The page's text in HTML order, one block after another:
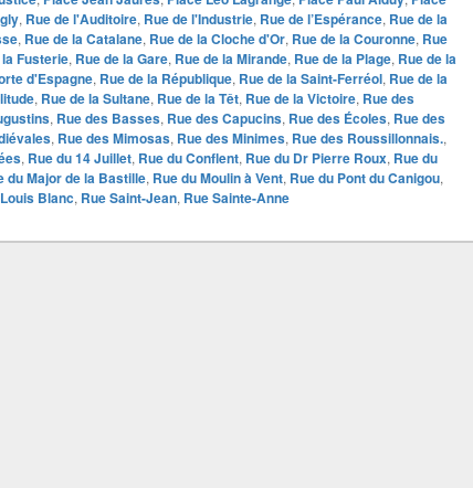
, Rue de l'Auditoire, Rue de l'Industrie, Rue de l’Espérance, Rue de la
, Rue de la Catalane, Rue de la Cloche d'Or, Rue de la Couronne, Rue
la Fusterie, Rue de la Gare, Rue de la Mirande, Rue de la Plage, Rue de la
d'Espagne, Rue de la République, Rue de la Saint-Ferréol, Rue de la
, Rue de la Sultane, Rue de la Têt, Rue de la Victoire, Rue des
, Rue des Basses, Rue des Capucins, Rue des Écoles, Rue des
, Rue des Mimosas, Rue des Minimes, Rue des Roussillonnais.,
, Rue du 14 Juillet, Rue du Conflent, Rue du Dr Pierre Roux, Rue du
du Major de la Bastille, Rue du Moulin à Vent, Rue du Pont du Canigou,
Blanc, Rue Saint-Jean, Rue Sainte-Anne